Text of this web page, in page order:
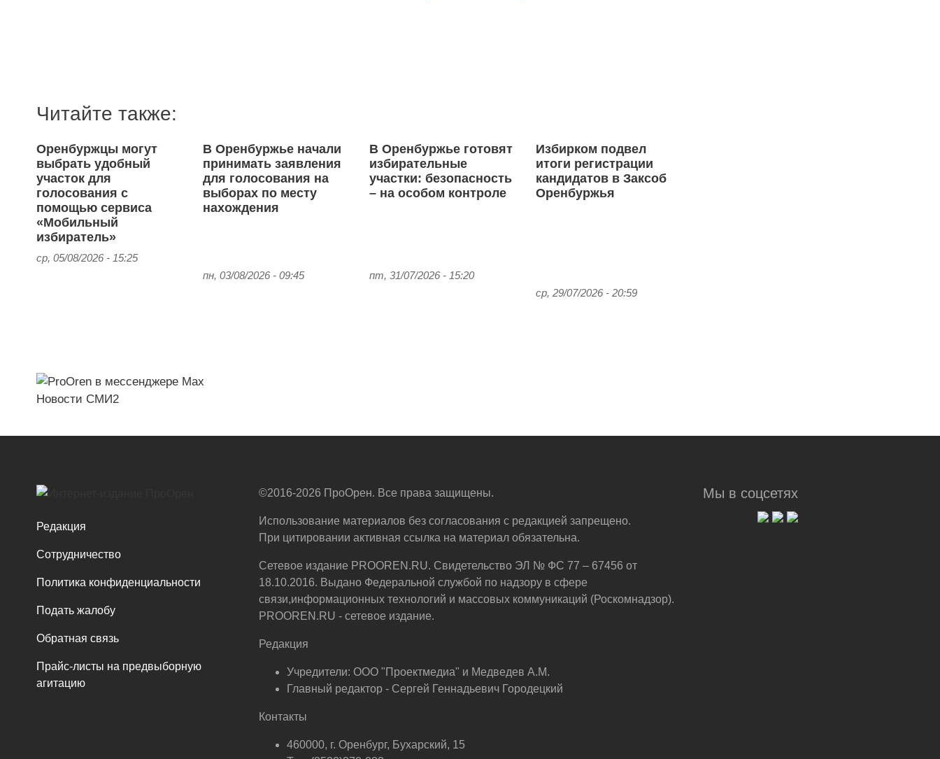
Читайте также:
Оренбуржцы могут
выбрать удобный
участок для
голосования с
помощью сервиса
«Мобильный
избиратель»
ср, 05/08/2026 - 15:25
В Оренбуржье начали
принимать заявления
для голосования на
выборах по месту
нахождения
пн, 03/08/2026 - 09:45
В Оренбуржье готовят
избирательные
участки: безопасность
– на особом контроле
пт, 31/07/2026 - 15:20
Избирком подвел
итоги регистрации
кандидатов в Заксоб
Оренбуржья
ср, 29/07/2026 - 20:59
Новости СМИ2
Редакция
Сотрудничество
Политика конфиденциальности
Подать жалобу
Обратная связь
Прайс-листы на предвыборную
агитацию
Мы в соцсетях
©2016-2026 ПроОрен. Все права защищены.
Использование материалов без согласования с редакцией запрещено.
При цитировании активная ссылка на материал обязательна.
Сетевое издание PROOREN.RU. Свидетельство ЭЛ № ФС 77 – 67456 от
18.10.2016. Выдано Федеральной службой по надзору в сфере
связи,информационных технологий и массовых коммуникаций (Роскомнадзор).
PROOREN.RU - сетевое издание.
Редакция
Учредители: ООО "Проектмедиа" и Медведев А.М.
Главный редактор - Сергей Геннадьевич Городецкий
Контакты
460000, г. Оренбург, Бухарский, 15